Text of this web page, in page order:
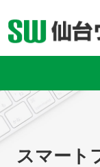
スマート